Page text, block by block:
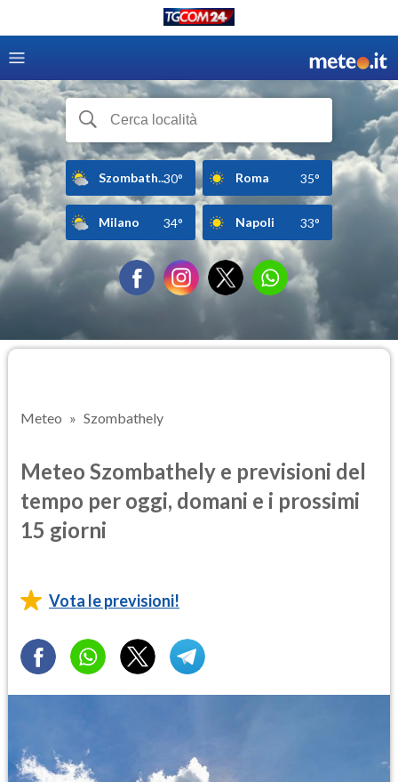
Szombath...30° Roma 35°
Milano 34° Napoli 33°
Meteo Szombathely
Meteo Szombathely e previsioni del
tempo per oggi, domani e i prossimi
15 giorni
Vota le previsioni!